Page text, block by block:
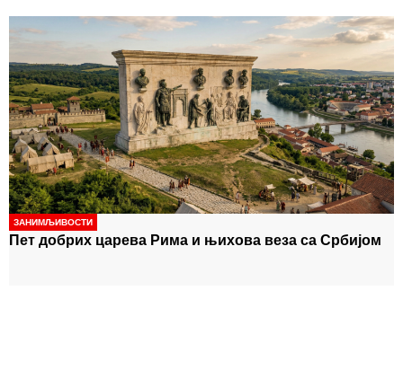
ЗАНИМЉИВОСТИ
Пет добрих царева Рима и њихова веза са Србијом